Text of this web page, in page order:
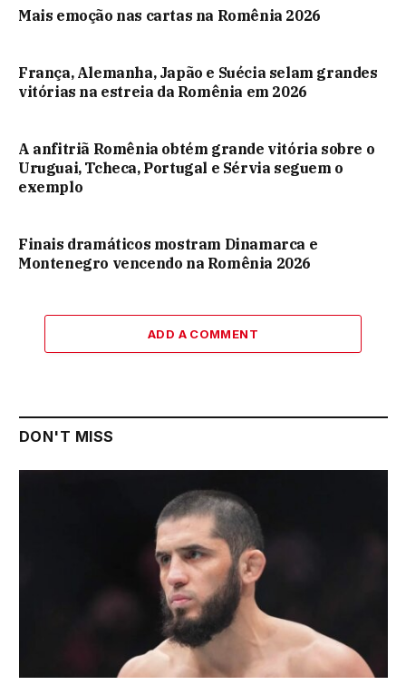
Mais emoção nas cartas na Romênia 2026
França, Alemanha, Japão e Suécia selam grandes
vitórias na estreia da Romênia em 2026
A anfitriã Romênia obtém grande vitória sobre o
Uruguai, Tcheca, Portugal e Sérvia seguem o
exemplo
Finais dramáticos mostram Dinamarca e
Montenegro vencendo na Romênia 2026
ADD A COMMENT
DON'T MISS